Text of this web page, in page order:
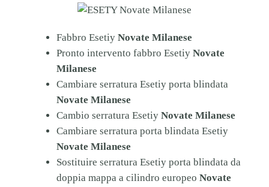
Fabbro EsetiyNovate Milanese
Pronto intervento fabbro EsetiyNovate
Milanese
Cambiare serratura Esetiy porta blindata
Novate Milanese
Cambio serratura EsetiyNovate Milanese
Cambiare serratura porta blindata Esetiy
Novate Milanese
Sostituire serratura Esetiy porta blindata da
doppia mappa a cilindro europeo Novate